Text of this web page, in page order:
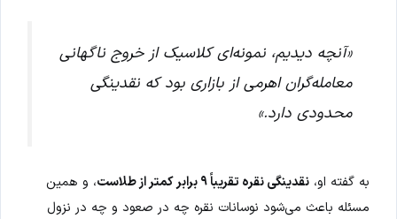
«آنچه دیدیم، نمونه‌ای کلاسیک از خروج ناگهانی
معامله‌گران اهرمی از بازاری بود که نقدینگی
محدودی دارد.»
به گفته او، نقدینگی نقره تقریباً ۹ برابر کمتر از طلاست
، و همین
مسئله باعث می‌شود نوسانات نقره چه در صعود و چه در نزول